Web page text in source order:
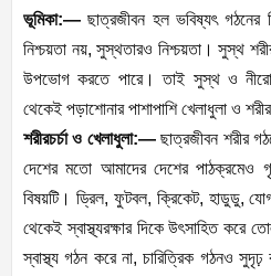
ভূমিকা:—ছাত্রজীবন হল ভবিষ্যৎ
নিশ্চয়তা নয়, সুস্থতারও নিশ্চয়তা। সুস্থ
উপভোগ করতে পারে। তাই সুস্থ ও
থেকেই পড়াশোনার পাশাপাশি খেলাধুলা ও
শরীরচর্চা ও খেলাধুলা:—ছাত্রজীবন শরীর
দেশের মতো আমাদের দেশের পাঠক্রমেও
বিষয়টি। ড্রিল, ফুটবল, ক্রিকেট, হাডুডু,
থেকেই স্বাস্থ্যরক্ষার দিকে উৎসাহিত করে
স্বাস্থ্য গঠন করে না, চারিত্রিক গঠনও